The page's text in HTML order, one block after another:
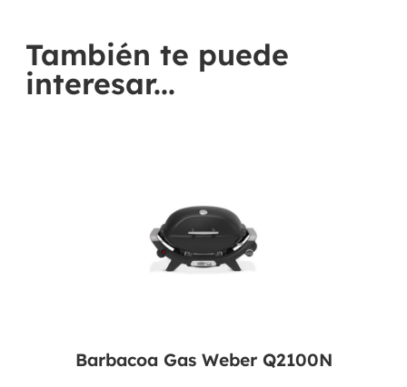
También te puede
interesar...
Barbacoa Gas Weber Q2100N